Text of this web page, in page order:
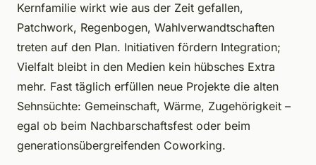
Kernfamilie wirkt wie aus der Zeit gefallen,
Patchwork, Regenbogen, Wahlverwandtschaften
treten auf den Plan. Initiativen fördern Integration;
Vielfalt bleibt in den Medien kein hübsches Extra
mehr. Fast täglich erfüllen neue Projekte die alten
Sehnsüchte: Gemeinschaft, Wärme, Zugehörigkeit –
egal ob beim Nachbarschaftsfest oder beim
generationsübergreifenden Coworking.